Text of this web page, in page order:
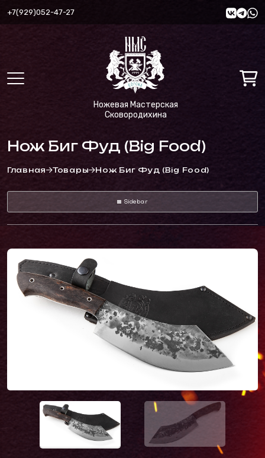
+7(929)052-47-27
Ножевая Мастерская
Сковородихина
Нож Биг Фуд (Big Food)
Главная Товары Нож Биг Фуд (Big Food)
Sidebar